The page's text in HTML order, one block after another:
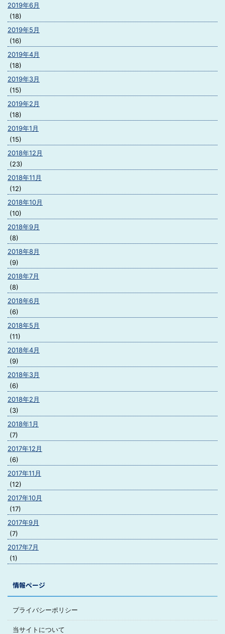
2019年6月
(18)
2019年5月
(16)
2019年4月
(18)
2019年3月
(15)
2019年2月
(18)
2019年1月
(15)
2018年12月
(23)
2018年11月
(12)
2018年10月
(10)
2018年9月
(8)
2018年8月
(9)
2018年7月
(8)
2018年6月
(6)
2018年5月
(11)
2018年4月
(9)
2018年3月
(6)
2018年2月
(3)
2018年1月
(7)
2017年12月
(6)
2017年11月
(12)
2017年10月
(17)
2017年9月
(7)
2017年7月
(1)
情報ページ
プライバシーポリシー
当サイトについて